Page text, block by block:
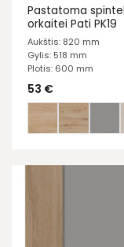
Pastatoma
orkaitei Pati PK19
Aukštis: 820 mm
Gylis: 518 mm
Plotis: 600 mm
53 €